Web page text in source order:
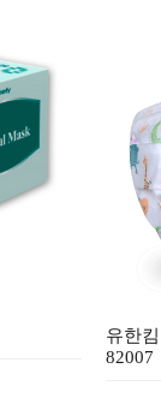
유한
82007